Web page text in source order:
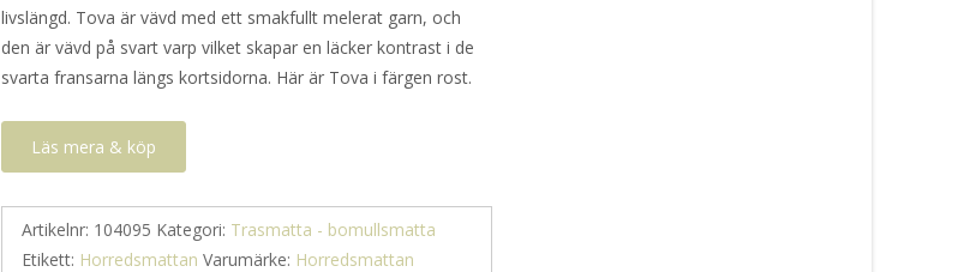
livslängd. Tova är vävd med ett smakfullt melerat garn, och
den är vävd på svart varp vilket skapar en läcker kontrast i de
svarta fransarna längs kortsidorna. Här är Tova i färgen rost.
Läs mera & köp
Artikelnr: 104095 Kategori: Trasmatta - bomullsmatta
Etikett: Horredsmattan Varumärke: Horredsmattan